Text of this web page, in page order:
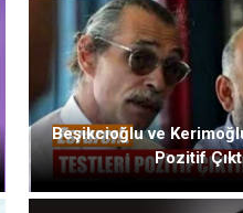
Beşikcioğlu ve
Pozitif